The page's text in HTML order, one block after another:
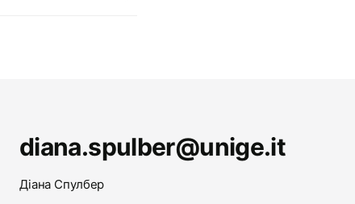
diana.spulber@unige.it
Діана Спулбер